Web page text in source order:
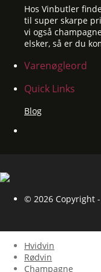
Hos Vinbutler
til super skarpe
vi også
elsker, så er du
Varenøgleord
Quick Links
Blog
© 2026 Copyright
Hvidvin
Rødvin
Champagne